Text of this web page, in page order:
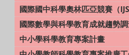
國際國中科學奧林匹亞競賽（
國際數學與科學教育成就趨勢
中小學科學教育專案計畫